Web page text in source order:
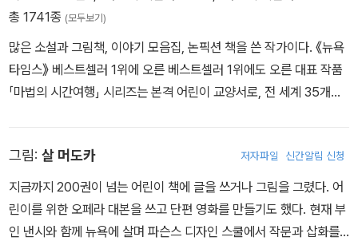
총 1741종 (모두보기)
많은 소설과 그림책, 이야기 모음집, 논픽션 책을 쓴 작가이다. 《뉴욕
타임스》 베스트셀러 1위에 오른 베스트셀러 1위에도 오른 대표 작품
「마법의 시간여행」 시리즈는 본격 어린이 교양서로, 전 세계 35개국
로서 어린이 독자에게 과학, 다양한 세계 역사, 문화, 지리 등 어린이
들이 알아야 할 많은 지식을 재미난 판타지 이야기에 담아 소개하고
있다.
그림: 살 머도카 저자파일 신간알림 신청
지금까지 200권이 넘는 어린이 책에 글을 쓰거나 그림을 그렸다. 어
린이를 위한 오페라 대본을 쓰고 단편 영화를 만들기도 했다. 현재 부
인 낸시와 함께 뉴욕에 살며 파슨스 디자인 스쿨에서 작문과 삽화를